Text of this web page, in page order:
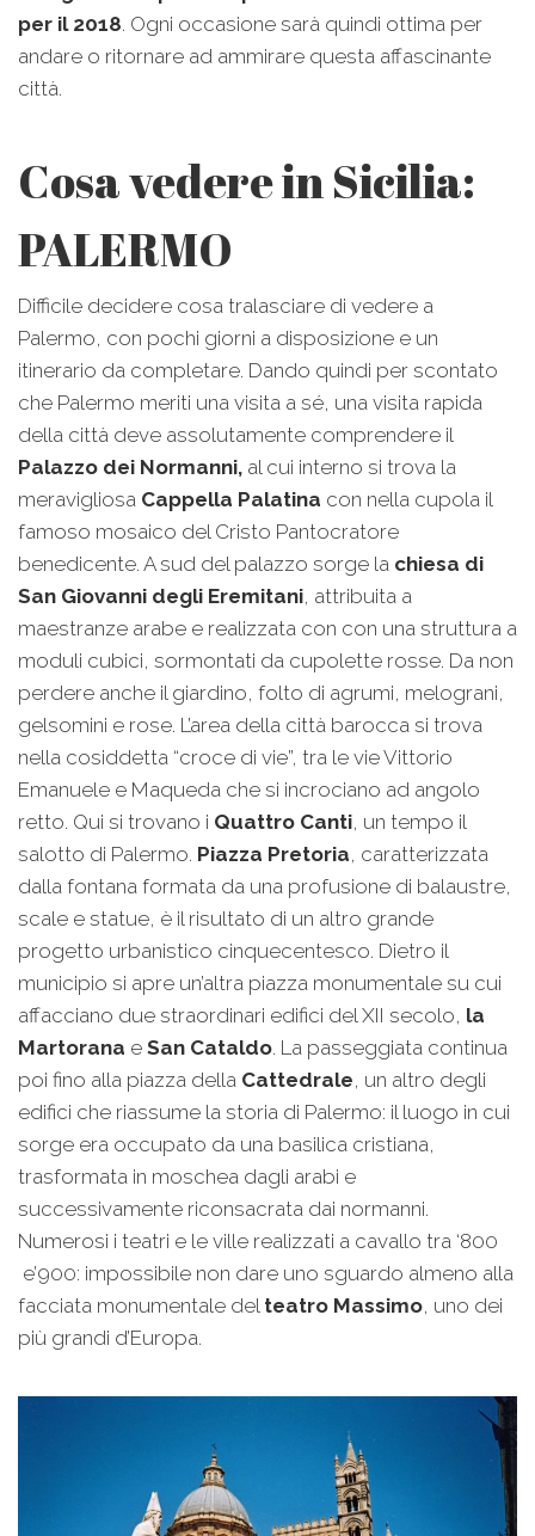
per il 2018. Ogni occasione sarà quindi ottima per
andare o ritornare ad ammirare questa affascinante
città.
Cosa vedere in Sicilia:
PALERMO
Difficile decidere cosa tralasciare di vedere a
Palermo, con pochi giorni a disposizione e un
itinerario da completare. Dando quindi per scontato
che Palermo meriti una visita a sé, una visita rapida
della città deve assolutamente comprendere il
Palazzo dei Normanni, al cui interno si trova la
meravigliosa Cappella Palatina con nella cupola il
famoso mosaico del Cristo Pantocratore
benedicente. A sud del palazzo sorge la chiesa di
San Giovanni degli Eremitani, attribuita a
maestranze arabe e realizzata con con una struttura a
moduli cubici, sormontati da cupolette rosse. Da non
perdere anche il giardino, folto di agrumi, melograni,
gelsomini e rose. L’area della città barocca si trova
nella cosiddetta “croce di vie”, tra le vie Vittorio
Emanuele e Maqueda che si incrociano ad angolo
retto. Qui si trovano i Quattro Canti, un tempo il
salotto di Palermo. Piazza Pretoria, caratterizzata
dalla fontana formata da una profusione di balaustre,
scale e statue, è il risultato di un altro grande
progetto urbanistico cinquecentesco. Dietro il
municipio si apre un’altra piazza monumentale su cui
affacciano due straordinari edifici del XII secolo, la
Martorana e San Cataldo. La passeggiata continua
poi fino alla piazza della Cattedrale, un altro degli
edifici che riassume la storia di Palermo: il luogo in cui
sorge era occupato da una basilica cristiana,
trasformata in moschea dagli arabi e
successivamente riconsacrata dai normanni.
Numerosi i teatri e le ville realizzati a cavallo tra ‘800
e’900: impossibile non dare uno sguardo almeno alla
facciata monumentale del teatro Massimo, uno dei
più grandi d’Europa.